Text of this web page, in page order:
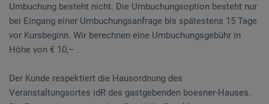
Umbuchung besteht nicht. Die Umbuchungsoption besteht nur
bei Eingang einer Umbuchungsanfrage bis spätestens 15 Tage
vor Kursbeginn. Wir berechnen eine Umbuchungsgebühr in
Höhe von € 10,– .
Der Kunde respektiert die Hausordnung des
Veranstaltungsortes idR des gastgebenden boesner-Hauses.